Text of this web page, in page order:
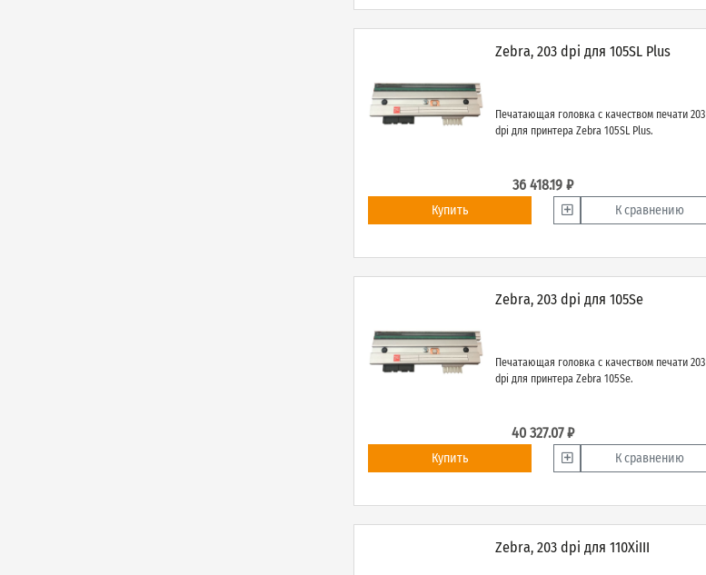
Zebra, 203 dpi для 105SL Plus
Печатающая головка с качеством печати 203
dpi для принтера Zebra 105SL Plus.
36 418.19 ₽
Купить К сравнению
Zebra, 203 dpi для 105Se
Печатающая головка с качеством печати 203
dpi для принтера Zebra 105Se.
40 327.07 ₽
Купить К сравнению
Zebra, 203 dpi для 110XiIII